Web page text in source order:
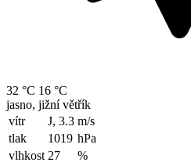
32 °C 16 °C
jasno, jižní větřík
vítr
J, 3.3 m/s
tlak
1019 hPa
vlhkost 27 %